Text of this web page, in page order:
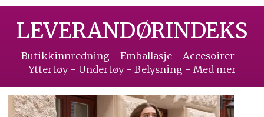
LEVERANDØRINDEKS
Butikkinnredning - Emballasje - Accesoirer -
Yttertøy - Undertøy - Belysning - Med mer